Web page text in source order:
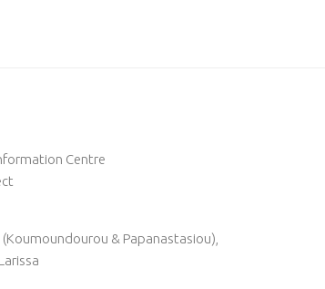
Centre
& Papanastasiou),